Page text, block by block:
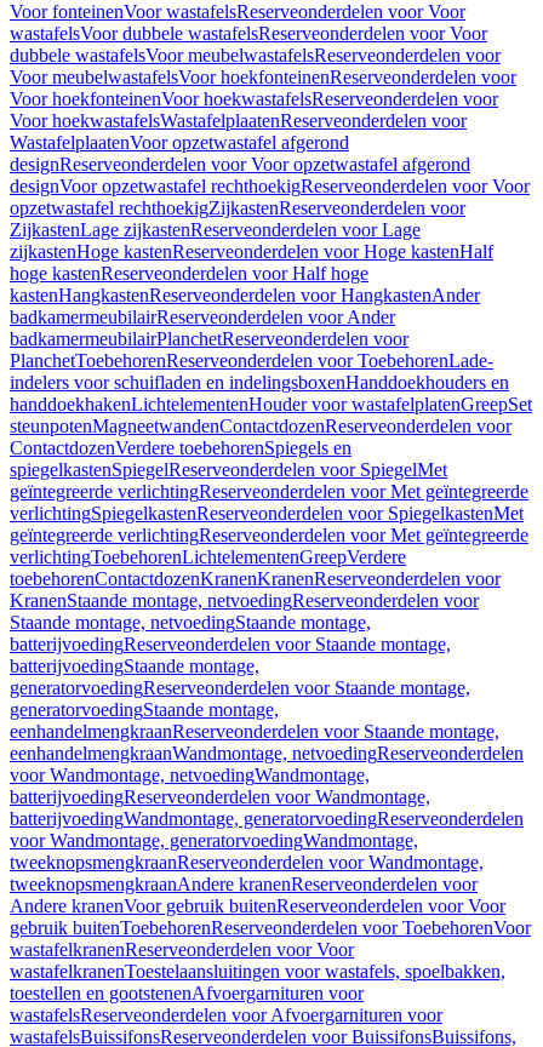
Voor fonteinenVoor wastafelsReserveonderdelen voor Voor
wastafelsVoor dubbele wastafelsReserveonderdelen voor Voor
dubbele wastafelsVoor meubelwastafelsReserveonderdelen voor
Voor meubelwastafelsVoor hoekfonteinenReserveonderdelen voor
Voor hoekfonteinenVoor hoekwastafelsReserveonderdelen voor
Voor hoekwastafelsWastafelplaatenReserveonderdelen voor
WastafelplaatenVoor opzetwastafel afgerond
designReserveonderdelen voor Voor opzetwastafel afgerond
designVoor opzetwastafel rechthoekigReserveonderdelen voor Voor
opzetwastafel rechthoekigZijkastenReserveonderdelen voor
ZijkastenLage zijkastenReserveonderdelen voor Lage
zijkastenHoge kastenReserveonderdelen voor Hoge kastenHalf
hoge kastenReserveonderdelen voor Half hoge
kastenHangkastenReserveonderdelen voor HangkastenAnder
badkamermeubilairReserveonderdelen voor Ander
badkamermeubilairPlanchetReserveonderdelen voor
PlanchetToebehorenReserveonderdelen voor ToebehorenLade-
indelers voor schuifladen en indelingsboxenHanddoekhouders en
handdoekhakenLichtelementenHouder voor wastafelplatenGreepSet
steunpotenMagneetwandenContactdozenReserveonderdelen voor
ContactdozenVerdere toebehorenSpiegels en
spiegelkastenSpiegelReserveonderdelen voor SpiegelMet
geïntegreerde verlichtingReserveonderdelen voor Met geïntegreerde
verlichtingSpiegelkastenReserveonderdelen voor SpiegelkastenMet
geïntegreerde verlichtingReserveonderdelen voor Met geïntegreerde
verlichtingToebehorenLichtelementenGreepVerdere
toebehorenContactdozenKranenKranenReserveonderdelen voor
KranenStaande montage, netvoedingReserveonderdelen voor
Staande montage, netvoedingStaande montage,
batterijvoedingReserveonderdelen voor Staande montage,
batterijvoedingStaande montage,
generatorvoedingReserveonderdelen voor Staande montage,
generatorvoedingStaande montage,
eenhandelmengkraanReserveonderdelen voor Staande montage,
eenhandelmengkraanWandmontage, netvoedingReserveonderdelen
voor Wandmontage, netvoedingWandmontage,
batterijvoedingReserveonderdelen voor Wandmontage,
batterijvoedingWandmontage, generatorvoedingReserveonderdelen
voor Wandmontage, generatorvoedingWandmontage,
tweeknopsmengkraanReserveonderdelen voor Wandmontage,
tweeknopsmengkraanAndere kranenReserveonderdelen voor
Andere kranenVoor gebruik buitenReserveonderdelen voor Voor
gebruik buitenToebehorenReserveonderdelen voor ToebehorenVoor
wastafelkranenReserveonderdelen voor Voor
wastafelkranenToestelaansluitingen voor wastafels, spoelbakken,
toestellen en gootstenenAfvoergarnituren voor
wastafelsReserveonderdelen voor Afvoergarnituren voor
wastafelsBuissifonsReserveonderdelen voor BuissifonsBuissifons,